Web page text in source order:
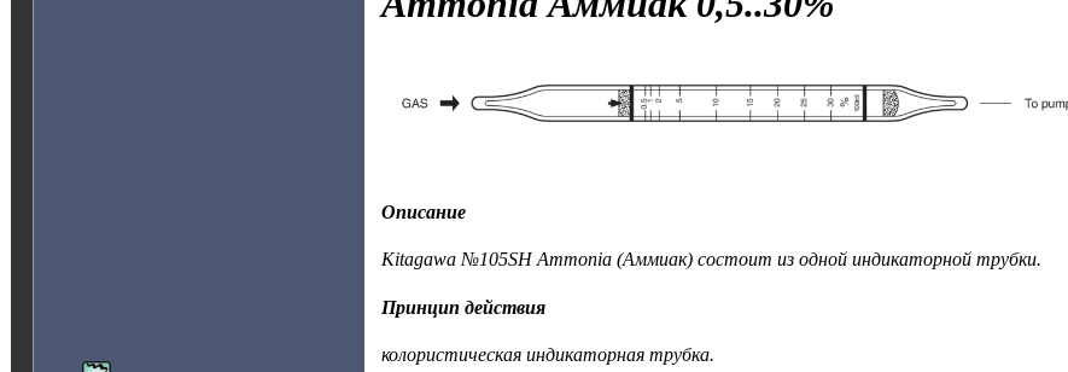
Описание
Kitagawa №105SH Ammonia (Аммиак) состоит из одной индикаторной трубки.
Принцип действия
колористическая индикаторная трубка.